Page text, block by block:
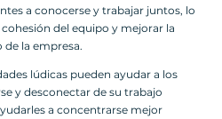
a conocerse y trabajar juntos, lo
del equipo y mejorar la
la empresa.
lúdicas pueden ayudar a los
y desconectar de su trabajo
a concentrarse mejor